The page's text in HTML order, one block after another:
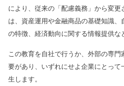
により、従来の「配慮義務」から変
は、資産運用や金融商品の基礎知識
の特徴、経済動向に関する情報提供な
この教育を自社で行うか、外部の専
要があり、いずれにせよ企業にとっ
生します。